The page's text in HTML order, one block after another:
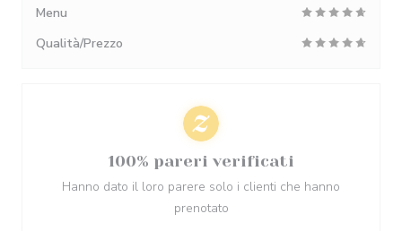
Menu
Qualità/Prezzo
100% pareri verificati
Hanno dato il loro parere solo i clienti che hanno
prenotato